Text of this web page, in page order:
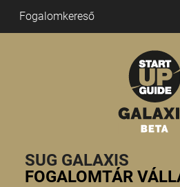
Fogalomkereső
SUG GALAXIS
FOGALOMTÁR